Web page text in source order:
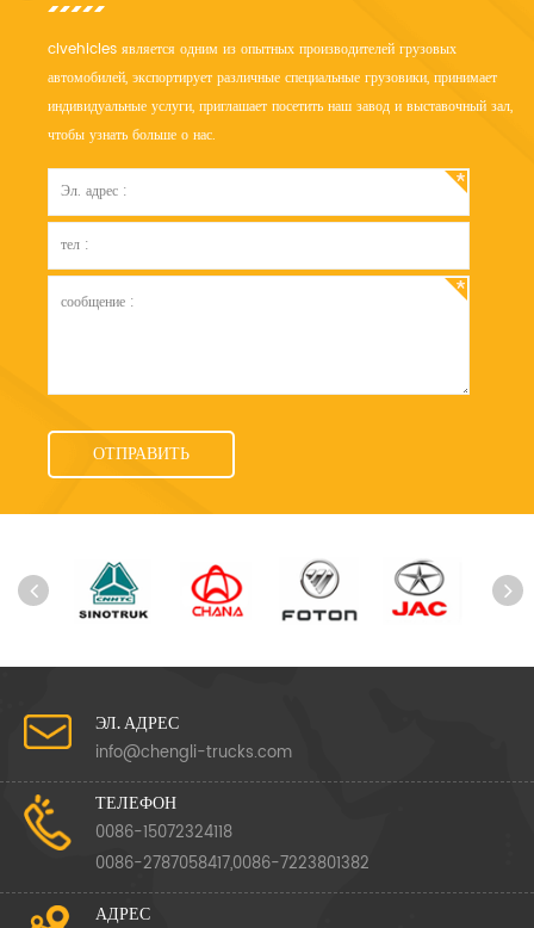
clvehicles является одним из опытных производителей грузовых
автомобилей, экспортирует различные специальные грузовики, принимает
индивидуальные услуги, приглашает посетить наш завод и выставочный зал,
чтобы узнать больше о нас.
ЭЛ. АДРЕС
info@chengli-trucks.com
ТЕЛЕФОН
0086-15072324118
0086-2787058417,0086-7223801382
АДРЕС